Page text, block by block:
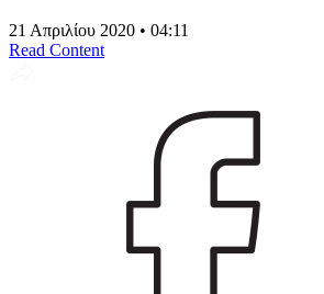
21 Απριλίου 2020 • 04:11
Read Content